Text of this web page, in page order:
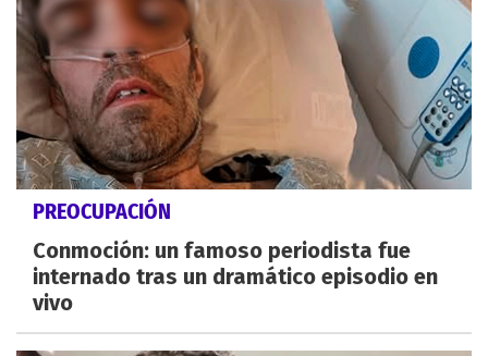
PREOCUPACIÓN
Conmoción: un famoso periodista fue
internado tras un dramático episodio en
vivo